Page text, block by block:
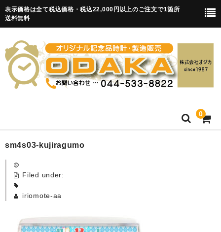
表示価格は全て税込価格・税込22,000円以上のご注文で1箇所
送料無料
0
HOME
卒園記念品
カード付フォトフレームクロック(集合)
sm4s03-kujiragumo
Filed under:
iriomote-aa